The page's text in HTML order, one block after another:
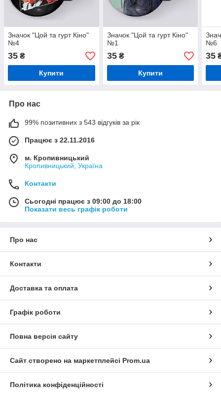
Значок "Цой та гурт Кіно"
№4
35 ₴
Купити
Значок "Цой та гурт Кіно"
№1
35₴
Купити
№6
35
Про нас
99% позитивних з 543 відгуків за рік
Працює з 22.11.2016
м. Кропивницький
Кропивницький, Україна
Контакти
Сьогодні працює з 09:00 до 18:00
Показати весь графік роботи
Про нас
Контакти
Доставка та оплата
Графік роботи
Повна версія сайту
Сайт створено на маркетплейсі Prom.ua
Політика конфіденційності